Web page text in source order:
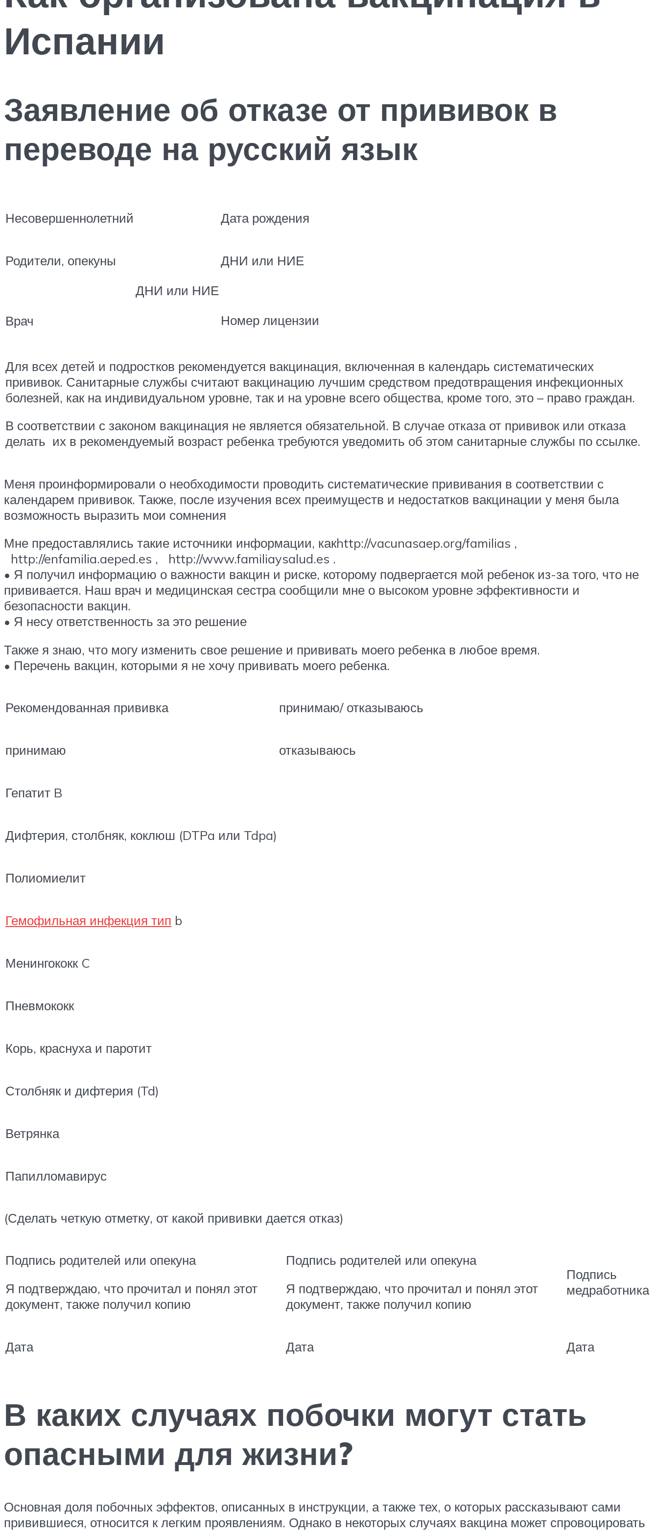
Испании
Заявление об отказе от прививок в
переводе на русский язык
Несовершеннолетний Дата рождения
Родители, опекуны
ДНИ или НИЕ
ДНИ или НИЕ
Врач
Номер лицензии
Для всех детей и подростков рекомендуется вакцинация, включенная в календарь систематических
прививок. Санитарные службы считают вакцинацию лучшим средством предотвращения инфекционных
болезней, как на индивидуальном уровне, так и на уровне всего общества, кроме того, это – право граждан.
В соответствии с законом вакцинация не является обязательной. В случае отказа от прививок или отказа
делать их в рекомендуемый возраст ребенка требуются уведомить об этом санитарные службы по ссылке.
Меня проинформировали о необходимости проводить систематические прививания в соответствии с
календарем прививок. Также, после изучения всех преимуществ и недостатков вакцинации у меня была
возможность выразить мои сомнения
Мне предоставлялись такие источники информации, какhttp://vacunasaep.org/familias ,
http://enfamilia.aeped.es , http://www.familiaysalud.es .
• Я получил информацию о важности вакцин и риске, которому подвергается мой ребенок из-за того, что не
прививается. Наш врач и медицинская сестра сообщили мне о высоком уровне эффективности и
безопасности вакцин.
• Я несу ответственность за это решение
Также я знаю, что могу изменить свое решение и прививать моего ребенка в любое время.
• Перечень вакцин, которыми я не хочу прививать моего ребенка.
Рекомендованная прививка принимаю/ отказываюсь
принимаю отказываюсь
Гепатит B
Дифтерия, столбняк, коклюш (DTPa или Tdpa)
Полиомиелит
Гемофильная инфекция тип b
Менингококк C
Пневмококк
Корь, краснуха и паротит
Столбняк и дифтерия (Td)
Ветрянка
Папилломавирус
(Сделать четкую отметку, от какой прививки дается отказ)
Подпись родителей или опекуна
Я подтверждаю, что прочитал и понял этот
документ, также получил копию
Подпись родителей или опекуна
Я подтверждаю, что прочитал и понял этот
документ, также получил копию
Подпись
медработника
Дата Дата Дата
В каких случаях побочки могут стать
опасными для жизни?
Основная доля побочных эффектов, описанных в инструкции, а также тех, о которых рассказывают сами
привившиеся, относится к легким проявлениям. Однако в некоторых случаях вакцина может спровоцировать